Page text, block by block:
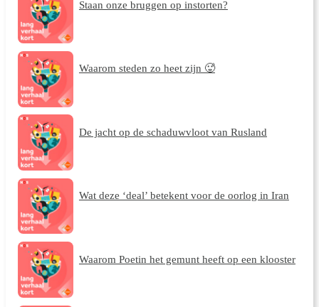
Staan onze bruggen op instorten?
Waarom steden zo heet zijn 🥵
De jacht op de schaduwvloot van Rusland
Wat deze ‘deal’ betekent voor de oorlog in Iran
Waarom Poetin het gemunt heeft op een klooster